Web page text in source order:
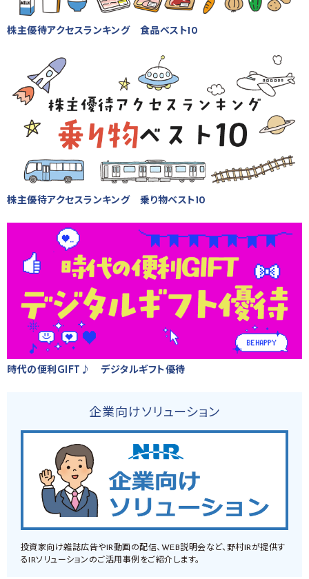
株主優待アクセスランキング 食品ベスト10
株主優待アクセスランキング 乗り物ベスト10
時代の便利GIFT♪ デジタルギフト優待
企業向けソリューション
投資家向け雑誌広告やIR動画の配信、WEB説明会など、野村IRが提供す
るIRソリューションのご活用事例をご紹介します。